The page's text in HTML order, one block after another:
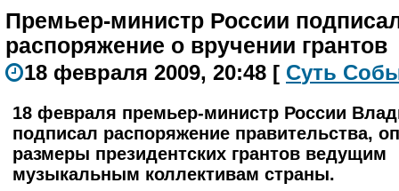
Премьер-министр России
распоряжение о вручении грантов
18 февраля 2009, 20:48 [ Суть Соб
18 февраля премьер-министр России
подписал распоряжение правительства,
размеры президентских грантов ведущим
музыкальным коллективам страны.